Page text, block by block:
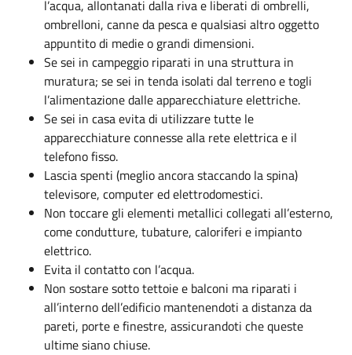
l’acqua, allontanati dalla riva e liberati di ombrelli,
ombrelloni, canne da pesca e qualsiasi altro oggetto
appuntito di medie o grandi dimensioni.
Se sei in campeggio riparati in una struttura in
muratura; se sei in tenda isolati dal terreno e togli
l’alimentazione dalle apparecchiature elettriche.
Se sei in casa evita di utilizzare tutte le
apparecchiature connesse alla rete elettrica e il
telefono fisso.
Lascia spenti (meglio ancora staccando la spina)
televisore, computer ed elettrodomestici.
Non toccare gli elementi metallici collegati all’esterno,
come condutture, tubature, caloriferi e impianto
elettrico.
Evita il contatto con l’acqua.
Non sostare sotto tettoie e balconi ma riparati i
all’interno dell’edificio mantenendoti a distanza da
pareti, porte e finestre, assicurandoti che queste
ultime siano chiuse.